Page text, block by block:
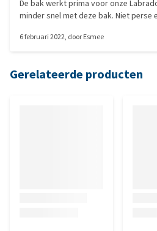
De bak werkt prima voor onze
minder snel met deze bak. Niet perse
van kleur dan op de foto.
6 februari 2022, doorEsmee
Gerelateerde producten